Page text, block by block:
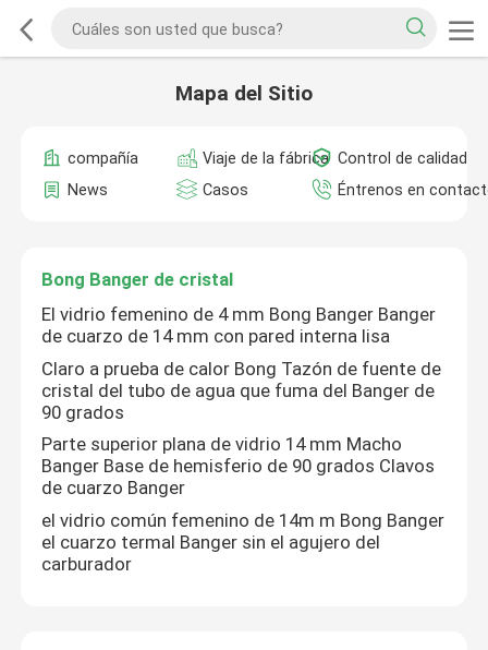
Mapa del Sitio
compañía Viaje de la fábrica Control de calidad
News
Casos Éntrenos en
Bong Banger de cristal
El vidrio femenino de 4 mm Bong Banger Banger
de cuarzo de 14 mm con pared interna lisa
Claro a prueba de calor Bong Tazón de fuente de
cristal del tubo de agua que fuma del Banger de
90 grados
Parte superior plana de vidrio 14 mm Macho
Banger Base de hemisferio de 90 grados Clavos
de cuarzo Banger
el vidrio común femenino de 14m m Bong Banger
el cuarzo termal Banger sin el agujero del
carburador